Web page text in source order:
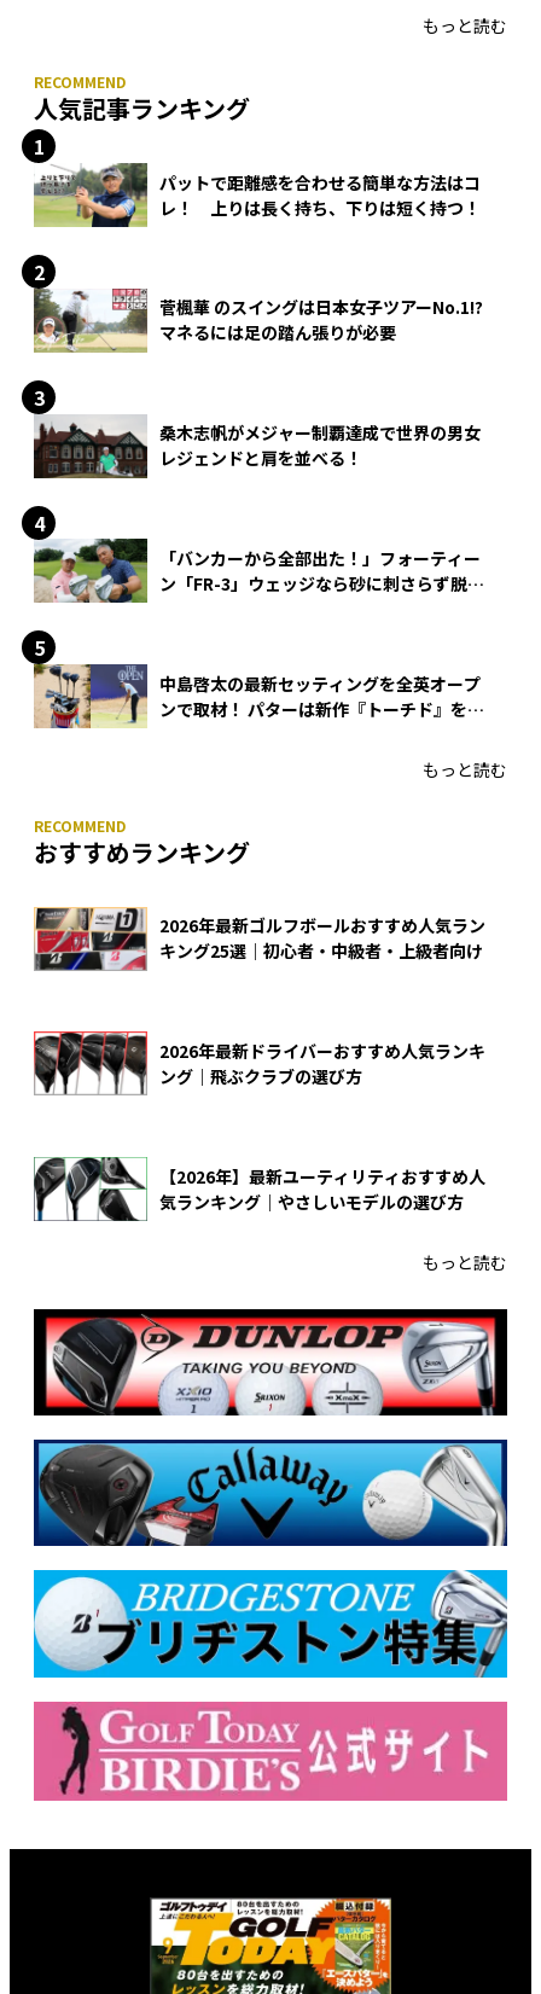
もっと読む
人気記事ランキング
パットで距離感を合わせる簡単な方法はコ
レ！ 上りは長く持ち、下りは短く持つ！
菅楓華 のスイングは日本女子ツアーNo.1!?
マネるには足の踏ん張りが必要
桑木志帆がメジャー制覇達成で世界の男女
レジェンドと肩を並べる！
「バンカーから全部出た！」フォーティー
ン「FR-3」ウェッジなら砂に刺さらず脱出
中島啓太の最新セッティングを全英オープ
ンで取材！ パターは新作『トーチド』を投
もっと読む
おすすめランキング
2026年最新ゴルフボールおすすめ人気ラン
キング25選｜初心者・中級者・上級者向け
2026年最新ドライバーおすすめ人気ランキ
ング｜飛ぶクラブの選び方
【2026年】最新ユーティリティおすすめ人
気ランキング｜やさしいモデルの選び方
もっと読む